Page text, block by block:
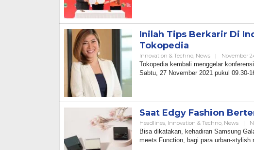
Inilah Tips Berkarir Di
Tokopedia
Innovation & Techno, News | November
Tokopedia kembali menggelar
Sabtu, 27 November 2021 pukul 09.30-
Saat Edgy Fashion
Headlines, Innovation & Techno, News |
Bisa dikatakan, kehadiran Samsung
meets Function, bagi para urban-stylish